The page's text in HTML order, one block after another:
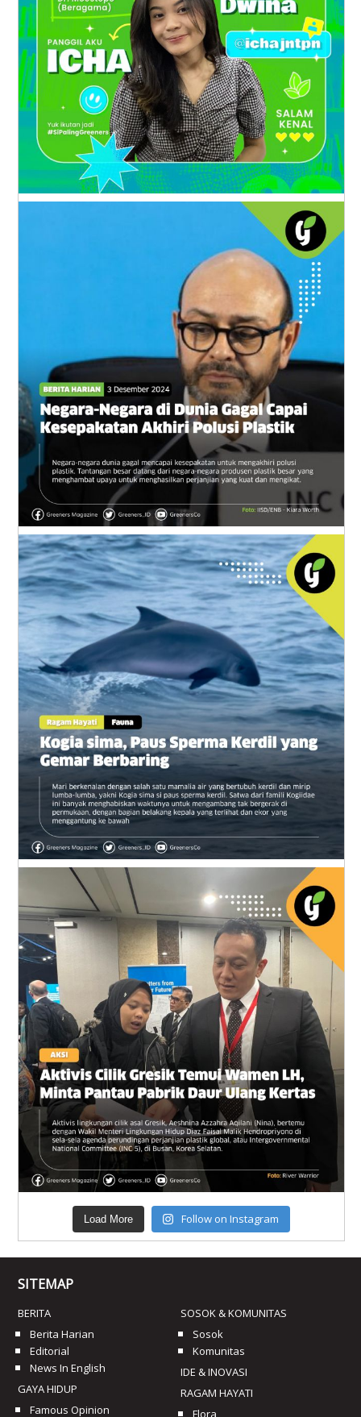
Load More Follow on Instagram
SITEMAP
BERITA
Berita Harian
Editorial
News In English
GAYA HIDUP
Famous Opinion
SOSOK & KOMUNITAS
Sosok
Komunitas
IDE & INOVASI
RAGAM HAYATI
Flora